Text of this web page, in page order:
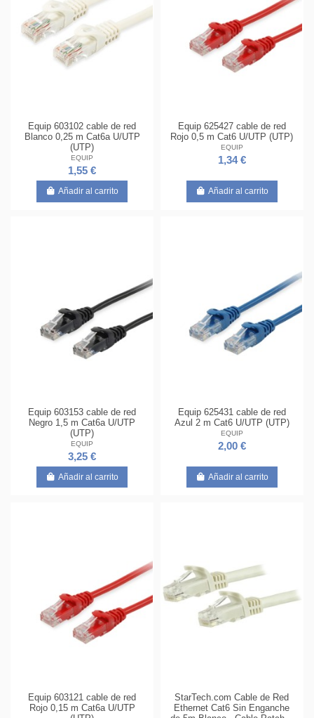
Equip 603102 cable de red
Blanco 0,25 m Cat6a U/UTP
(UTP)
EQUIP
1,55 €
Añadir al carrito
Equip 625427 cable de red
Rojo 0,5 m Cat6 U/UTP (UTP)
EQUIP
1,34 €
Añadir al carrito
Equip 603153 cable de red
Negro 1,5 m Cat6a U/UTP
(UTP)
EQUIP
3,25 €
Añadir al carrito
Equip 625431 cable de red
Azul 2 m Cat6 U/UTP (UTP)
EQUIP
2,00 €
Añadir al carrito
Equip 603121 cable de red
Rojo 0,15 m Cat6a U/UTP
StarTech.com Cable de Red
Ethernet Cat6 Sin Enganche